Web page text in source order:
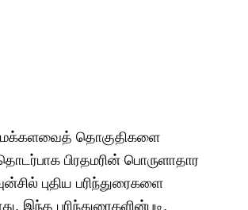
மக்களவைத் தொகுதிகளை
பிரதமரின் பொருளாதார
புதிய பரிந்துரைகளை
இந்த பரிந்துரைகளின்படி,